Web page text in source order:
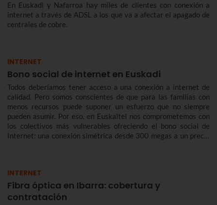
En Euskadi y Nafarroa hay miles de clientes con conexión a
internet a través de ADSL a los que va a afectar el apagado de
centrales de cobre.
INTERNET
Bono social de internet en Euskadi
Todos deberíamos tener acceso a una conexión a internet de
calidad. Pero somos conscientes de que para las familias con
menos recursos puede suponer un esfuerzo que no siempre
pueden asumir. Por eso, en Euskaltel nos comprometemos con
los colectivos más vulnerables ofreciendo el bono social de
Internet: una conexión simétrica desde 300 megas a un precio
INTERNET
Fibra óptica en Ibarra: cobertura y
contratación